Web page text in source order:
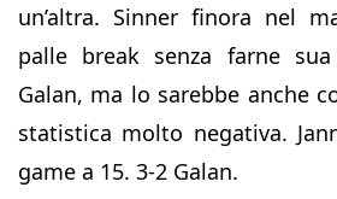
un’altra. Sinner finora nel
palle break senza farne
Galan, ma lo sarebbe anche
statistica molto negativa.
game a 15. 3-2 Galan.